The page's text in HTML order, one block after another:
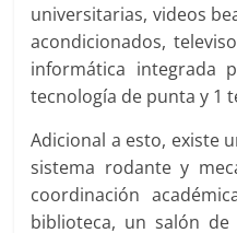
universitarias, videos
acondicionados,
informática integrada
tecnología de punta y 1
Adicional a esto, existe
sistema rodante y
coordinación
biblioteca, un salón